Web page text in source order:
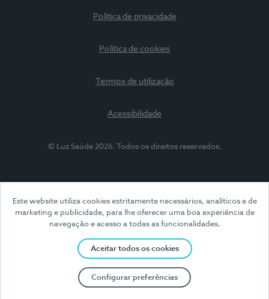
Este website utiliza cookies estritamente necessários, analíticos e de
marketing e publicidade, para lhe oferecer uma boa experiência de
navegação e acesso a todas as funcionalidades.
Aceitar todos os cookies
Configurar preferências
Política de privacidade
Política de cookies
Termos de utilização
Acessibilidade
© Luz Saúde 2026. Todos os direitos reservados.